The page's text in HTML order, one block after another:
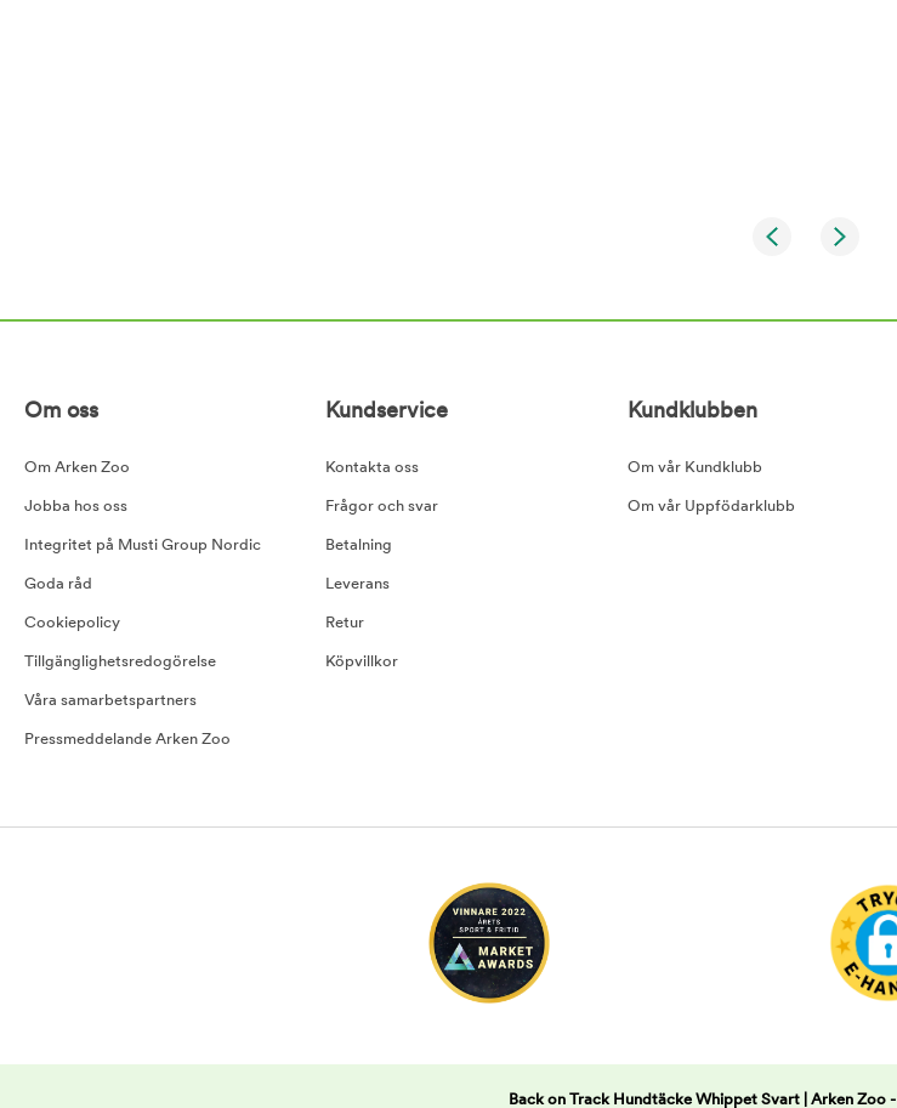
Om oss
Om Arken Zoo
Jobba hos oss
Integritet på Musti Group Nordic
Goda råd
Cookiepolicy
Tillgänglighetsredogörelse
Våra samarbetspartners
Pressmeddelande Arken Zoo
Kundservice
Kontakta oss
Frågor och svar
Betalning
Leverans
Retur
Köpvillkor
Kundklubben
Om vår Kundklubb
Om vår Uppfödarklubb
Back on Track Hundtäcke Whippet Svart | Arken Zoo -